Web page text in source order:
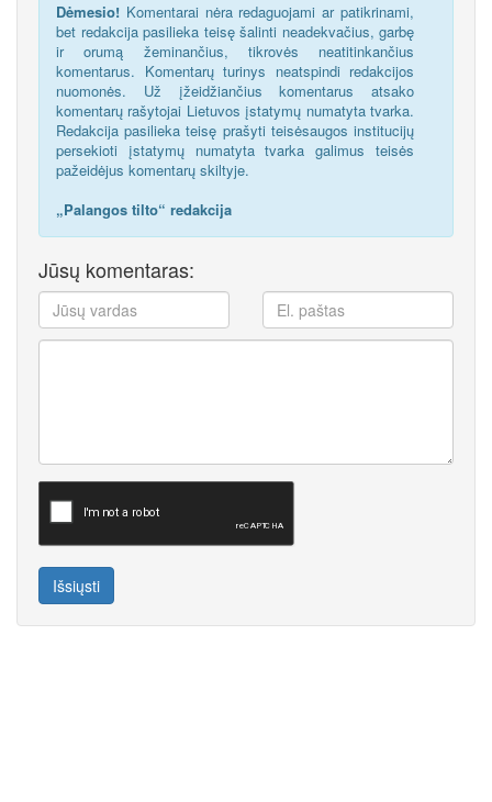
Dėmesio! Komentarai nėra redaguojami ar patikrinami,
bet redakcija pasilieka teisę šalinti neadekvačius, garbę
ir orumą žeminančius, tikrovės neatitinkančius
komentarus. Komentarų turinys neatspindi redakcijos
nuomonės. Už įžeidžiančius komentarus atsako
komentarų rašytojai Lietuvos įstatymų numatyta tvarka.
Redakcija pasilieka teisę prašyti teisėsaugos institucijų
persekioti įstatymų numatyta tvarka galimus teisės
pažeidėjus komentarų skiltyje.
„Palangos tilto“ redakcija
Jūsų komentaras:
Išsiųsti